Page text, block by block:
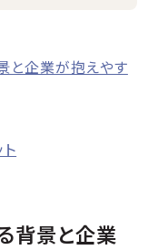
と企業が抱えやす
背景と企業